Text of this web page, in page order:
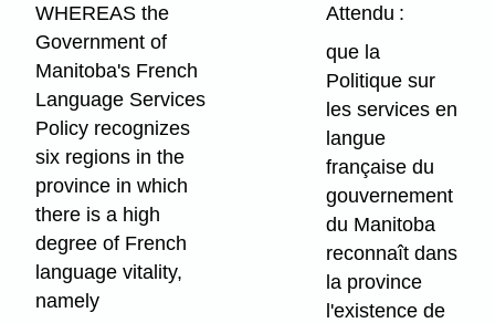
WHEREAS the
Government of
Manitoba's French
Language Services
Policy recognizes
six regions in the
province in which
there is a high
degree of French
language vitality,
namely
Attendu :
que la
Politique sur
les services en
langue
française du
gouvernement
du Manitoba
reconnaît dans
la province
l'existence de